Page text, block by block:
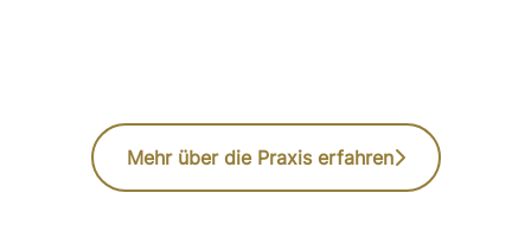
Mehr über die Praxis erfahren